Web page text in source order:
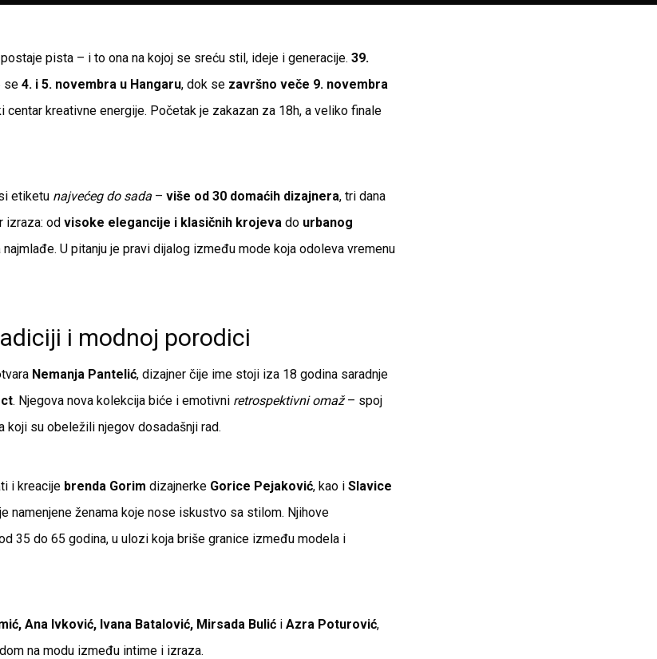
pista – i to ona na kojoj se sreću stil, ideje i generacije.39.
se4. i 5. novembra u Hangaru, dok se završno veče 9. novembra
centar kreativne energije. Početak je zakazan za 18h, a veliko finale
etiketu najvećeg do sada –više od 30 domaćih dizajnera, tri dana
izraza: odvisoke elegancije i klasičnih krojeva do urbanog
U pitanju je pravi dijalog između mode koja odoleva vremenu
i modnoj porodici
Nemanja Pantelić, dizajner čije ime stoji iza 18 godina saradnje
. Njegova nova kolekcija biće i emotivni retrospektivni omaž– spoj
koji su obeležili njegov dosadašnji rad.
i kreacije brenda Gorim dizajnerke Gorice Pejaković, kao iSlavice
namenjene ženama koje nose iskustvo sa stilom. Njihove
35 do 65 godina, u ulozi koja briše granice između modela i
Ana Ivković, Ivana Batalović, Mirsada Bulić iAzra Poturović,
na modu između intime i izraza.